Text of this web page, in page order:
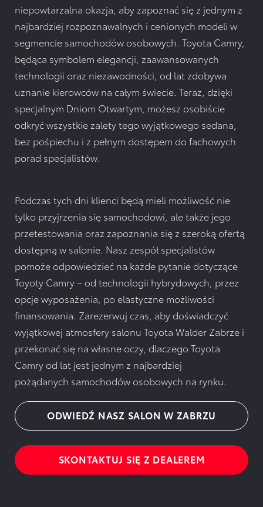
niepowtarzalna okazja, aby zapoznać się z jednym z
najbardziej rozpoznawalnych i cenionych modeli w
segmencie samochodów osobowych. Toyota Camry,
będąca symbolem elegancji, zaawansowanych
technologii oraz niezawodności, od lat zdobywa
uznanie kierowców na całym świecie. Teraz, dzięki
specjalnym Dniom Otwartym, możesz osobiście
odkryć wszystkie zalety tego wyjątkowego sedana,
bez pośpiechu i z pełnym dostępem do fachowych
porad specjalistów.
Podczas tych dni klienci będą mieli możliwość nie
tylko przyjrzenia się samochodowi, ale także jego
przetestowania oraz zapoznania się z szeroką ofertą
dostępną w salonie. Nasz zespół specjalistów
pomoże odpowiedzieć na każde pytanie dotyczące
Toyoty Camry – od technologii hybrydowych, przez
opcje wyposażenia, po elastyczne możliwości
finansowania. Zarezerwuj czas, aby doświadczyć
wyjątkowej atmosfery salonu Toyota Walder Zabrze i
przekonać się na własne oczy, dlaczego Toyota
Camry od lat jest jednym z najbardziej
pożądanych samochodów osobowych na rynku.
ODWIEDŹ NASZ SALON W ZABRZU
SKONTAKTUJ SIĘ Z DEALEREM